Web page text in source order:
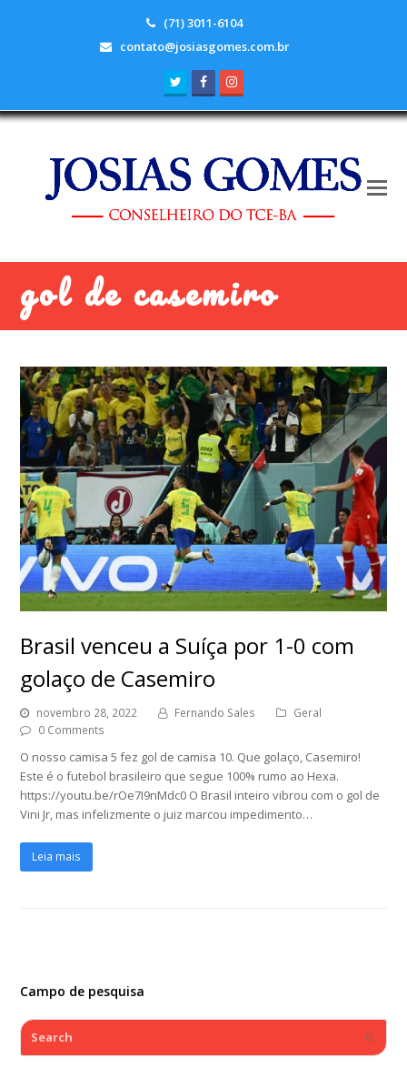
(71) 3011-6104
contato@josiasgomes.com.br
TwitterFacebook
gol de casemiro
Brasil venceu a Suíça por 1-0 com
golaço de Casemiro
novembro 28, 2022 Fernando Sales
Geral
0 Comments
O nosso camisa 5 fez gol de camisa 10. Que golaço, Casemiro!
Este é o futebol brasileiro que segue 100% rumo ao Hexa.
https://youtu.be/rOe7I9nMdc0 O Brasil inteiro vibrou com o gol de
Vini Jr, mas infelizmente o juiz marcou impedimento…
Leia mais
Campo de pesquisa
Search